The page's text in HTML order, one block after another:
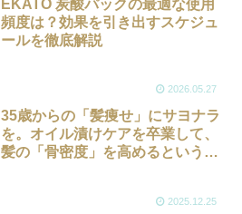
EKATO 炭酸パックの最適な使用
頻度は？効果を引き出すスケジュ
ールを徹底解説
2026.05.27
35歳からの「髪痩せ」にサヨナラ
を。オイル漬けケアを卒業して、
髪の「骨密度」を高めるという新
2025.12.25